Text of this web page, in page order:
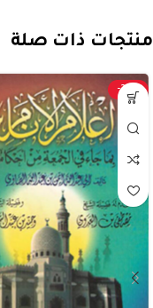
منتجات ذات صلة
-20%